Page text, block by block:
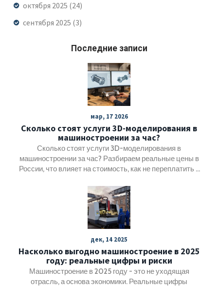
октября 2025 (24)
сентября 2025 (3)
Последние записи
мар, 17 2026
Сколько стоят услуги 3D-моделирования в
машиностроении за час?
Сколько стоят услуги 3D-моделирования в
машиностроении за час? Разбираем реальные цены в
России, что влияет на стоимость, как не переплатить и
дек, 14 2025
Насколько выгодно машиностроение в 2025
году: реальные цифры и риски
Машиностроение в 2025 году - это не уходящая
отрасль, а основа экономики. Реальные цифры